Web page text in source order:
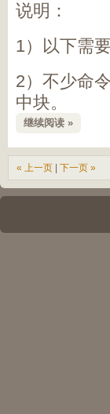
说明：
1）以下需
2）不少命
中块。
继续阅读 »
« 上一页 下一页 »